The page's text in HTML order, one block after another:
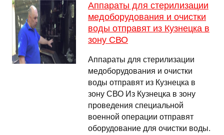
Аппараты для стерилизации
медоборудования и очистки
воды отправят из Кузнецка в
зону СВО
Аппараты для стерилизации
медоборудования и очистки
воды отправят из Кузнецка в
зону СВО Из Кузнецка в зону
проведения специальной
военной операции отправят
оборудование для очистки воды.